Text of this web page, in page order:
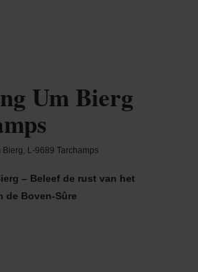
Um Bierg
Bierg, L-9689 Tarchamps
– Beleef de rust van het
de Boven-Sûre